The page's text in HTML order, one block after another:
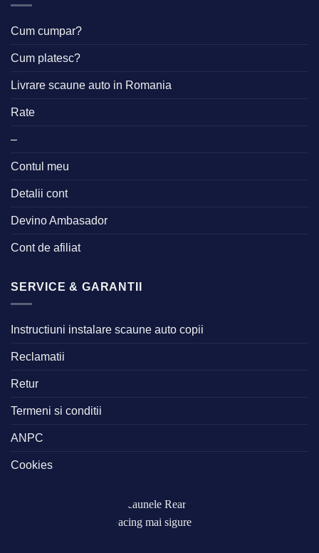
Cum cumpar?
Cum platesc?
Livrare scaune auto in Romania
Rate
–
Contul meu
Detalii cont
Devino Ambasador
Cont de afiliat
SERVICE & GARANTII
Instructiuni instalare scaune auto copii
Reclamatii
Retur
Termeni si conditii
ANPC
Cookies